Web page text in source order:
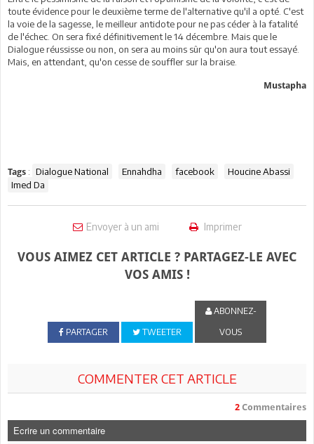
toute évidence pour le deuxième terme de l'alternative qu'il a opté. C'est
la voie de la sagesse, le meilleur antidote pour ne pas céder à la fatalité
de l'échec. On sera fixé définitivement le 14 décembre. Mais que le
Dialogue réussisse ou non, on sera au moins sûr qu'on aura tout essayé.
Mais, en attendant, qu'on cesse de souffler sur la braise.
Mustapha
Tags : Dialogue National Ennahdha facebook
Houcine Abassi
Imed Da
Envoyer à un ami Imprimer
VOUS AIMEZ CET ARTICLE ? PARTAGEZ-LE AVEC
VOS AMIS !
PARTAGER TWEETER
ABONNEZ-
VOUS
COMMENTER CET ARTICLE
2 Commentaires
Ecrire un commentaire